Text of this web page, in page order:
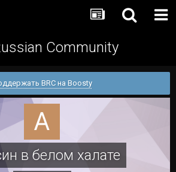
Community
BRC на Boosty
в белом халате